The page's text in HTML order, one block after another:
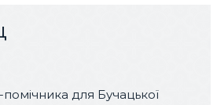
для Бучацької